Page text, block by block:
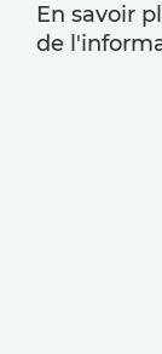
En savoir
de